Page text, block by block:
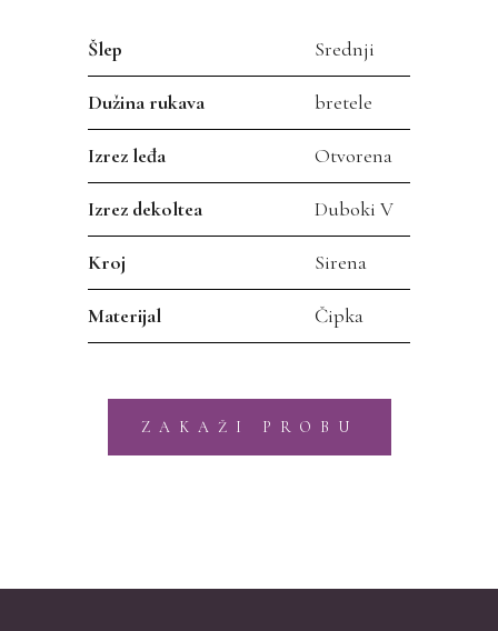
Šlep Srednji
Dužina rukava bretele
Izrez leđa Otvorena
Izrez dekoltea Duboki V
Kroj Sirena
Materijal Čipka
ZAKAŽI PROBU